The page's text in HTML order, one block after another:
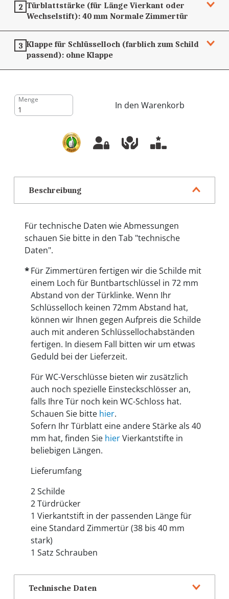
2 Türblattstärke (für Länge Vierkant oder
Wechselstift):40 mm Normale Zimmertür
3 Klappe für Schlüsselloch (farblich zum Schild
passend): ohne Klappe
Menge
In den Warenkorb
Beschreibung
Für technische Daten wie Abmessungen
schauen Sie bitte in den Tab "technische
Daten".
Für Zimmertüren fertigen wir die Schilde mit
einem Loch für Buntbartschlüssel in 72 mm
Abstand von der Türklinke. Wenn Ihr
Schlüsselloch keinen 72mm Abstand hat,
können wir Ihnen gegen Aufpreis die Schilde
auch mit anderen Schlüssellochabständen
fertigen. In diesem Fall bitten wir um etwas
Geduld bei der Lieferzeit.
Für WC-Verschlüsse bieten wir zusätzlich
auch noch spezielle Einsteckschlösser an,
falls Ihre Tür noch kein WC-Schloss hat.
Schauen Sie bitte hier.
Sofern Ihr Türblatt eine andere Stärke als 40
mm hat, finden Sie hierVierkantstifte in
beliebigen Längen.
Lieferumfang
2 Schilde
2 Türdrücker
1 Vierkantstift in der passenden Länge für
eine Standard Zimmertür (38 bis 40 mm
stark)
1 Satz Schrauben
Technische Daten